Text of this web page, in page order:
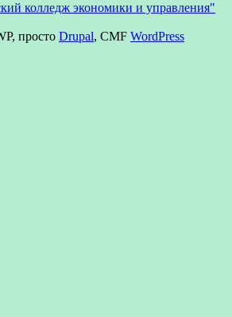
колледж экономики и управления"
просто Drupal, CMF WordPress